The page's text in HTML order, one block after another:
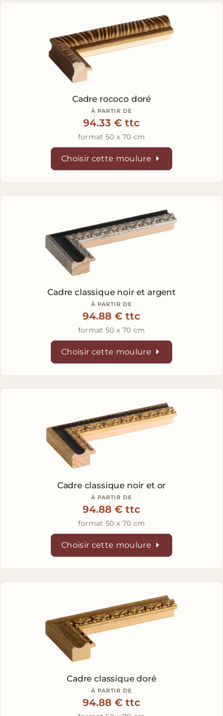
Cadre rococo doré
À PARTIR DE
94.33 € ttc
format 50 x 70 cm
Choisir cette moulure
Cadre classique noir et argent
À PARTIR DE
94.88 € ttc
format 50 x 70 cm
Choisir cette moulure
Cadre classique noir et or
À PARTIR DE
94.88 € ttc
format 50 x 70 cm
Choisir cette moulure
Cadre classique doré
À PARTIR DE
94.88 € ttc